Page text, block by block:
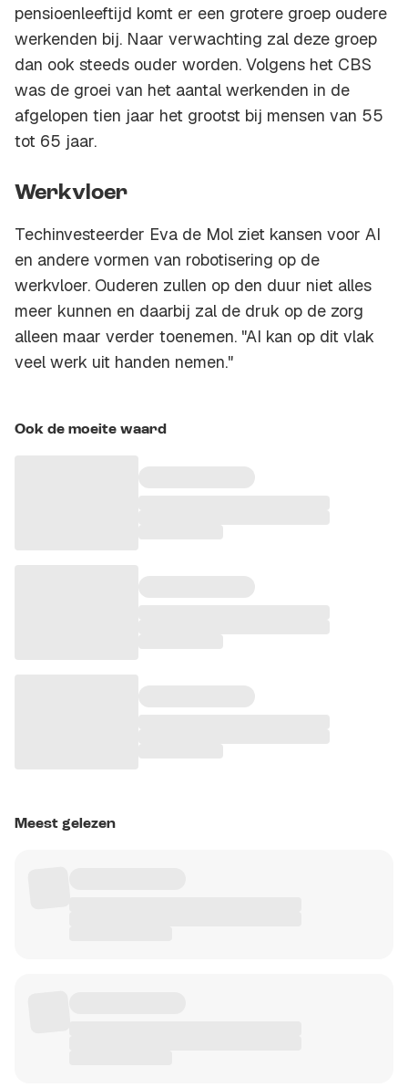
pensioenleeftijd komt er een grotere groep oudere
werkenden bij. Naar verwachting zal deze groep
dan ook steeds ouder worden. Volgens het CBS
was de groei van het aantal werkenden in de
afgelopen tien jaar het grootst bij mensen van 55
tot 65 jaar.
Werkvloer
Techinvesteerder Eva de Mol ziet kansen voor AI
en andere vormen van robotisering op de
werkvloer. Ouderen zullen op den duur niet alles
meer kunnen en daarbij zal de druk op de zorg
alleen maar verder toenemen. "AI kan op dit vlak
veel werk uit handen nemen."
Ook de moeite waard
Meest gelezen